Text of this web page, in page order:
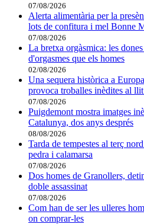
07/08/2026
Alerta alimentària per la
lots de confitura i mel Bonne
07/08/2026
La bretxa orgàsmica: les
d'orgasmes que els homes
02/08/2026
Una sequera històrica a
provoca troballes inèdites al
07/08/2026
Puigdemont mostra imatges
Catalunya, dos anys després
08/08/2026
Tarda de tempestes al terç
pedra i calamarsa
07/08/2026
Dos homes de Granollers,
doble assassinat
07/08/2026
Com han de ser les ulleres
on comprar-les